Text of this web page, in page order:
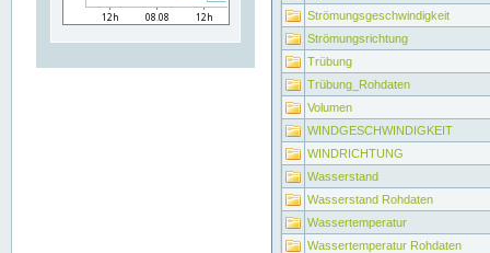
Strömungsgeschwindigkeit
Strömungsrichtung
Trübung
Trübung_Rohdaten
Volumen
WINDGESCHWINDIGKEIT
WINDRICHTUNG
Wasserstand
Wasserstand Rohdaten
Wassertemperatur
Wassertemperatur Rohdaten